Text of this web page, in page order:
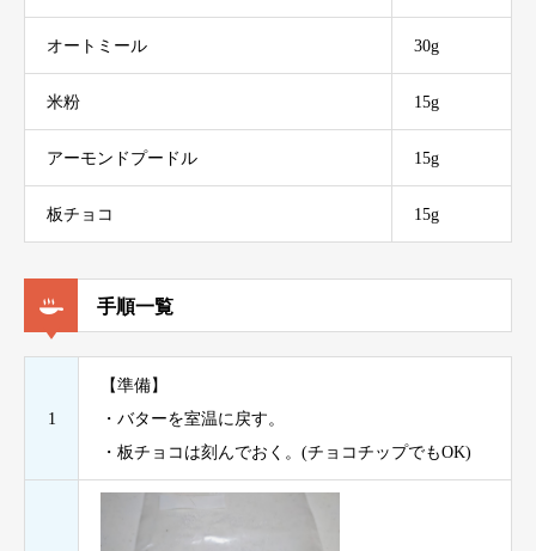
オートミール 30g
米粉 15g
アーモンドプードル 15g
板チョコ 15g
手順一覧
1
【準備】
・バターを室温に戻す。
・板チョコは刻んでおく。(チョコチップでもOK)